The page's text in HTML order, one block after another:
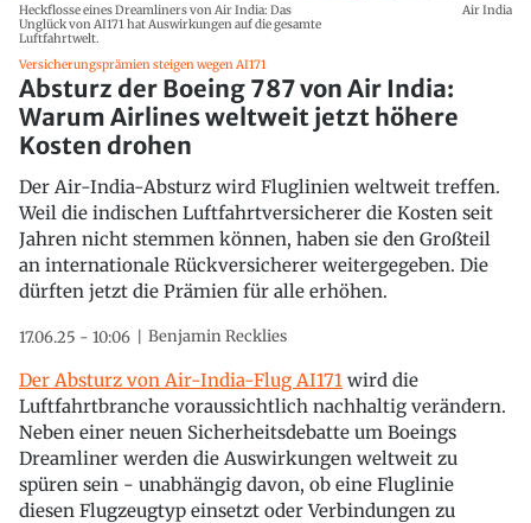
Heckflosse eines Dreamliners von Air India: Das
Unglück von AI171 hat Auswirkungen auf die gesamte
Luftfahrtwelt.
Air India
Versicherungsprämien steigen wegen AI171
Absturz der Boeing 787 von Air India:
Warum Airlines weltweit jetzt höhere
Kosten drohen
Der Air-India-Absturz wird Fluglinien weltweit treffen.
Weil die indischen Luftfahrtversicherer die Kosten seit
Jahren nicht stemmen können, haben sie den Großteil
an internationale Rückversicherer weitergegeben. Die
dürften jetzt die Prämien für alle erhöhen.
17.06.25 - 10:06 Benjamin Recklies
Der Absturz von Air-India-Flug AI171 wird die
Luftfahrtbranche voraussichtlich nachhaltig verändern.
Neben einer neuen Sicherheitsdebatte um Boeings
Dreamliner werden die Auswirkungen weltweit zu
spüren sein - unabhängig davon, ob eine Fluglinie
diesen Flugzeugtyp einsetzt oder Verbindungen zu